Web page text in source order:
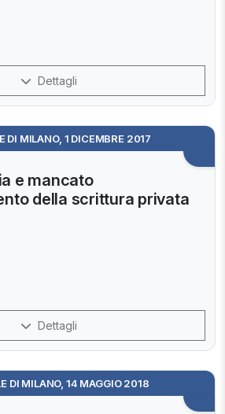
Dettagli
DI MILANO, 1 DICEMBRE 2017
e mancato
della scrittura privata
Dettagli
DI MILANO, 14 MAGGIO 2018